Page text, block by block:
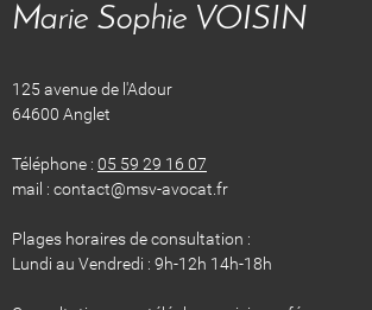
Marie Sophie VOISIN
125 avenue de l'Adour
64600 Anglet
Téléphone : 05 59 29 16 07
mail : contact@msv-avocat.fr
Plages horaires de consultation :
Lundi au Vendredi : 9h-12h 14h-18h